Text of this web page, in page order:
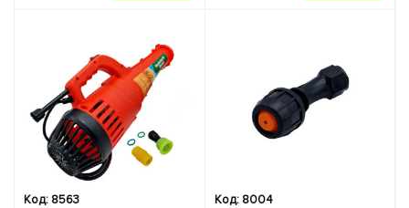
Код: 8563
Код: 8004